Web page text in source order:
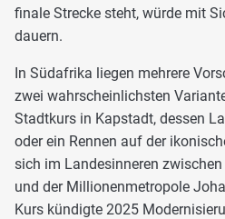
finale Strecke steht, würde mit
dauern.
In Südafrika liegen mehrere
zwei wahrscheinlichsten
Stadtkurs in Kapstadt, dessen
oder ein Rennen auf der
sich im Landesinneren
und der Millionenmetropole
Kurs kündigte 2025